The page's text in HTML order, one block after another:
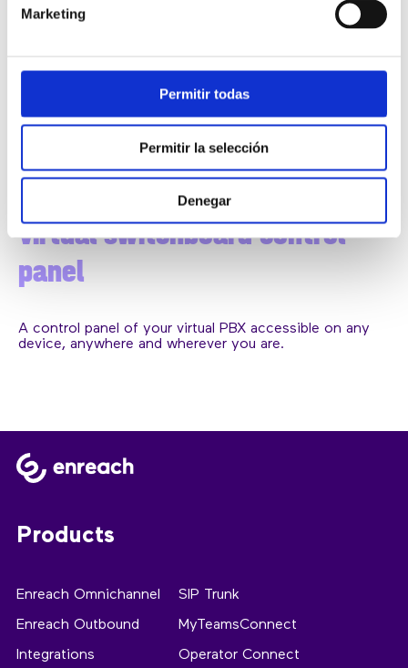
Marketing
Permitir todas
Permitir la selección
Denegar
Virtual switchboard control
panel
A control panel of your virtual PBX accessible on any
device, anywhere and wherever you are.
Products
Enreach Omnichannel
Enreach Outbound
Integrations
SIP Trunk
MyTeamsConnect
Operator Connect